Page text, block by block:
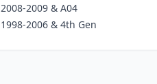
2008-2009 & A04
1998-2006 & 4th Gen